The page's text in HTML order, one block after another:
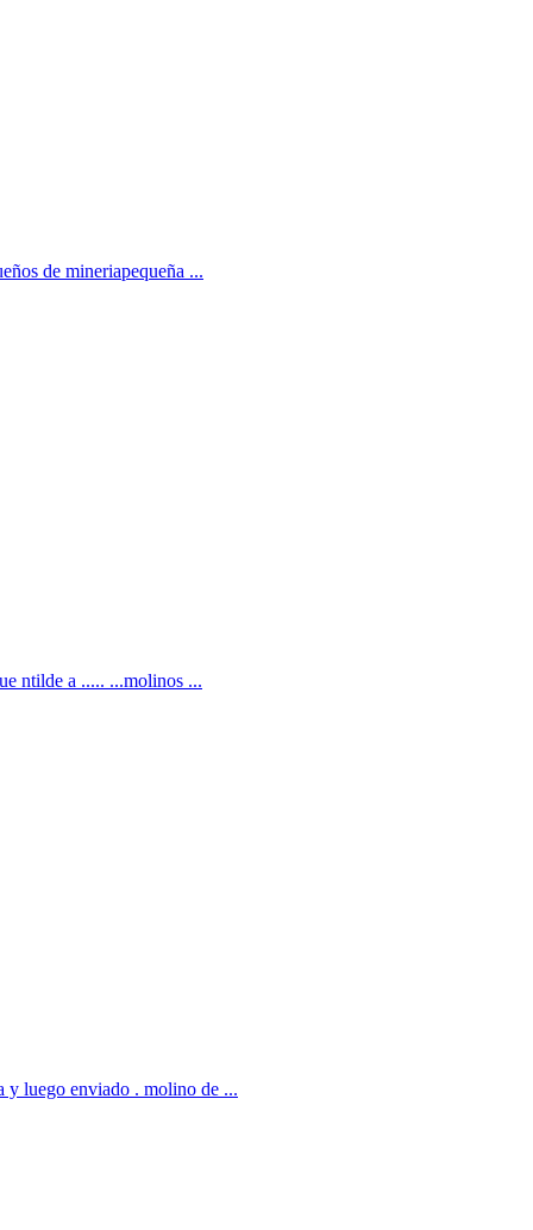
de mineriapequeña ...
ntilde a ..... ...molinos ...
y luego enviado . molino de ...